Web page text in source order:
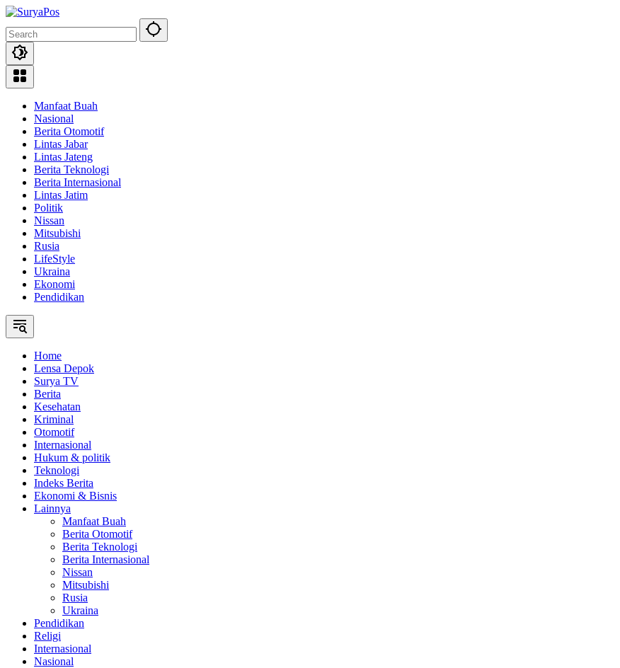
Skip
content
Manfaat Buah
Nasional
Berita Otomotif
Lintas Jabar
Lintas Jateng
Berita Teknologi
Berita Internasional
Lintas Jatim
Politik
Nissan
Mitsubishi
Rusia
LifeStyle
Ukraina
Ekonomi
Pendidikan
Home
Lensa Depok
Surya TV
Berita
Kesehatan
Kriminal
Otomotif
Internasional
Hukum & politik
Teknologi
Indeks Berita
Ekonomi & Bisnis
Lainnya
Manfaat Buah
Berita Otomotif
Berita Teknologi
Berita Internasional
Nissan
Mitsubishi
Rusia
Ukraina
Pendidikan
Religi
Internasional
Nasional